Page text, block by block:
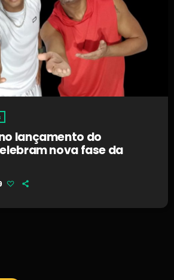
lançamento do
nova fase da